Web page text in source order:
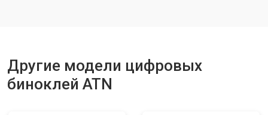
Ремонт цепи питания
Другие модели цифровых
биноклей ATN